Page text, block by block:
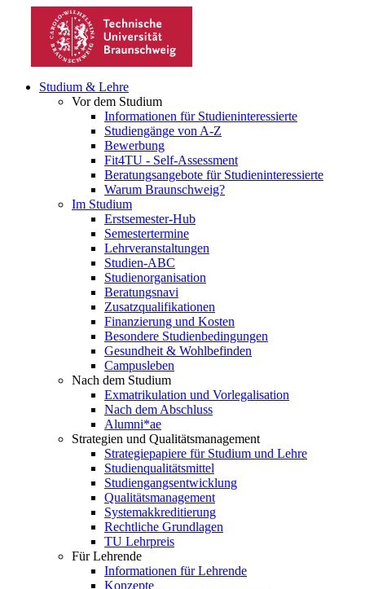
Studium & Lehre
Vor dem Studium
Informationen für Studieninteressierte
Studiengänge von A-Z
Bewerbung
Fit4TU - Self-Assessment
Beratungsangebote für Studieninteressierte
Warum Braunschweig?
Im Studium
Erstsemester-Hub
Semestertermine
Lehrveranstaltungen
Studien-ABC
Studienorganisation
Beratungsnavi
Zusatzqualifikationen
Finanzierung und Kosten
Besondere Studienbedingungen
Gesundheit & Wohlbefinden
Campusleben
Nach dem Studium
Exmatrikulation und Vorlegalisation
Nach dem Abschluss
Alumni*ae
Strategien und Qualitätsmanagement
Strategiepapiere für Studium und Lehre
Studienqualitätsmittel
Studiengangsentwicklung
Qualitätsmanagement
Systemakkreditierung
Rechtliche Grundlagen
TU Lehrpreis
Für Lehrende
Informationen für Lehrende
Konzepte